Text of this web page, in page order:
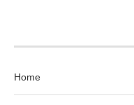
Home